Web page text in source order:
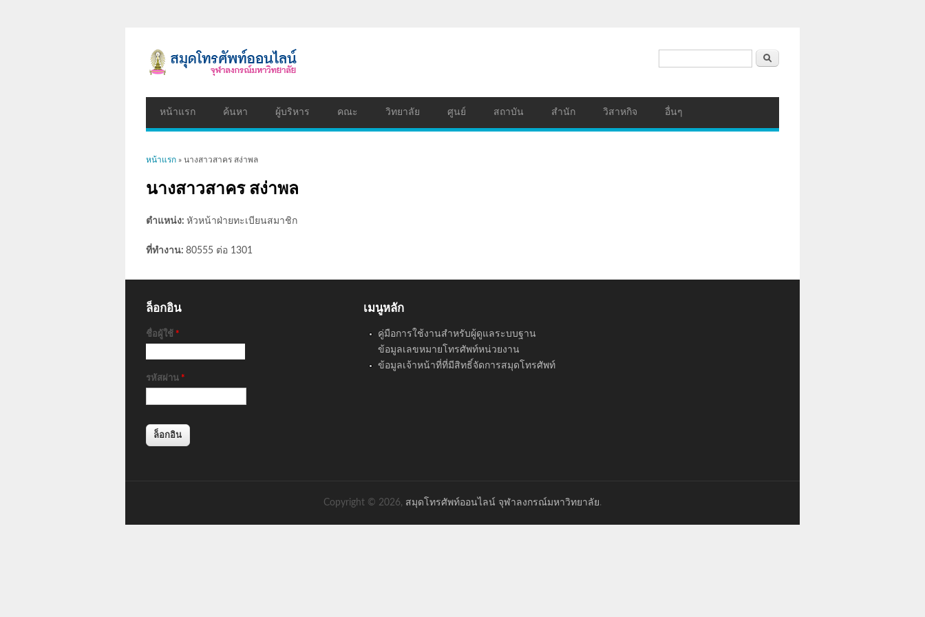
ค้นหา
หน้าแรก ค้นหา ผู้บริหาร คณะ วิทยาลัย ศูนย์ สถาบัน สำนัก วิสาหกิจ อื่นๆ
คุณอยู่ที่นี่
หน้าแรก » นางสาวสาคร สง่าพล
นางสาวสาคร สง่าพล
ตำแหน่ง: หัวหน้าฝ่ายทะเบียนสมาชิก
ที่ทำงาน: 80555 ต่อ 1301
ล็อกอิน
ชื่อผู้ใช้ *
รหัสผ่าน *
เมนูหลัก
คู่มือการใช้งานสำหรับผู้ดูแลระบบฐาน
ข้อมูลเลขหมายโทรศัพท์หน่วยงาน
ข้อมูลเจ้าหน้าที่ที่มีสิทธิ์จัดการสมุดโทรศัพท์
Copyright © 2026, สมุดโทรศัพท์ออนไลน์ จุฬาลงกรณ์มหาวิทยาลัย.